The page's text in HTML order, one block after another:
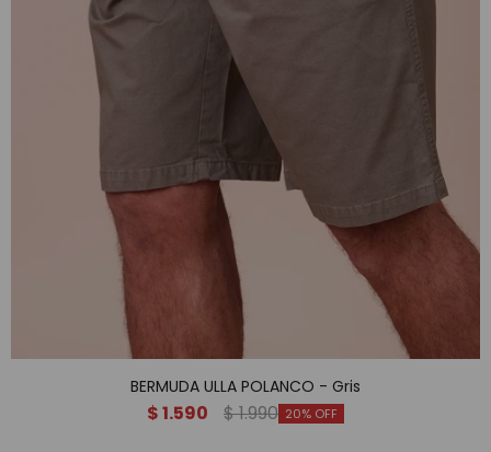
BERMUDA ULLA POLANCO - Gris
$1.590 $1.990 20